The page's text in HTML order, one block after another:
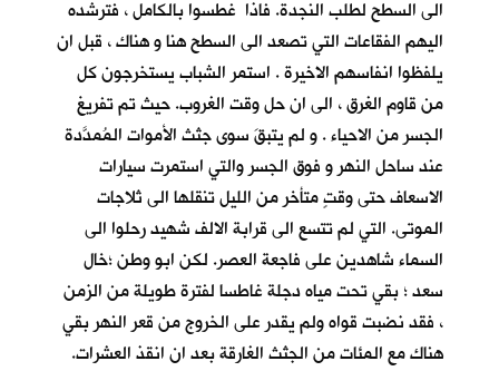
الى السطح لطلب النجدة. فاذا غطسوا بالكامل ، فترشده
اليهم الفقاعات التي تصعد الى السطح هنا و هناك ، قبل ان
يلفظوا انفاسهم الاخيرة . استمر الشباب يستخرجون كل
من قاوم الغرق ، الى ان حل وقت الغروب. حيث تم تفريغ
الجسر من الاحياء . و لم يتبقَ سوى جثث الأموات المُمدَّدة
عند ساحل النهر و فوق الجسر والتي استمرت سيارات
الاسعاف حتى وقتٍ متأخر من الليل تنقلها الى ثلاجات
الموتى. التي لم تتسع الى قرابة الالف شهيد رحلوا الى
السماء شاهدين على فاجعة العصر. لكن ابو وطن ؛خال
سعد ؛ بقي تحت مياه دجلة غاطسا لفترة طويلة من الزمن
، فقد نضبت قواه ولم يقدر على الخروج من قعر النهر بقي
هناك مع المئات من الجثث الغارقة بعد ان انقذ العشرات.